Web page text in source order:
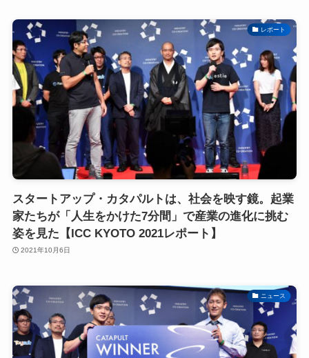
レポート
スタートアップ・カタパルトは、社会を映す鏡。起業
家たちが「人生をかけた7分間」で産業の進化に挑む
姿を見た【ICC KYOTO 2021レポート】
2021年10月6日
ニュース